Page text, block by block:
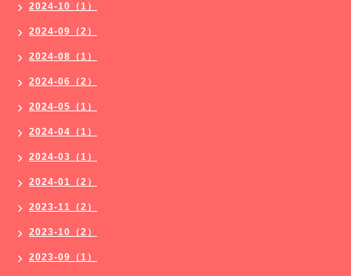
2024-10（1）
2024-09（2）
2024-08（1）
2024-06（2）
2024-05（1）
2024-04（1）
2024-03（1）
2024-01（2）
2023-11（2）
2023-10（2）
2023-09（1）